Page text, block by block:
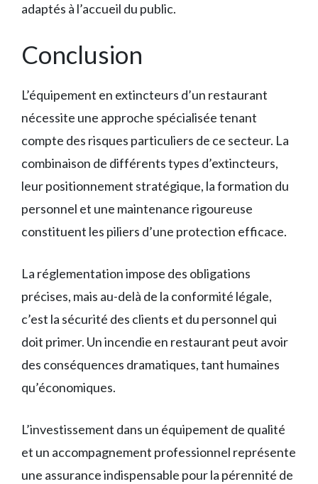
adaptés à l’accueil du public.
Conclusion
L’équipement en extincteurs d’un restaurant
nécessite une approche spécialisée tenant
compte des risques particuliers de ce secteur. La
combinaison de différents types d’extincteurs,
leur positionnement stratégique, la formation du
personnel et une maintenance rigoureuse
constituent les piliers d’une protection efficace.
La réglementation impose des obligations
précises, mais au-delà de la conformité légale,
c’est la sécurité des clients et du personnel qui
doit primer. Un incendie en restaurant peut avoir
des conséquences dramatiques, tant humaines
qu’économiques.
L’investissement dans un équipement de qualité
et un accompagnement professionnel représente
une assurance indispensable pour la pérennité de